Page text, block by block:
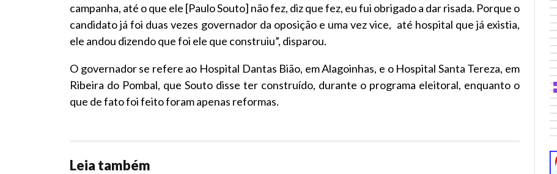
campanha, até o que ele [Paulo Souto] não fez, diz que fez, eu fui obrigado a dar risada. Porque o
candidato já foi duas vezes governador da oposição e uma vez vice, até hospital que já existia,
ele andou dizendo que foi ele que construiu”, disparou.
O governador se refere ao Hospital Dantas Bião, em Alagoinhas, e o Hospital Santa Tereza, em
Ribeira do Pombal, que Souto disse ter construído, durante o programa eleitoral, enquanto o
que de fato foi feito foram apenas reformas.
Leia também